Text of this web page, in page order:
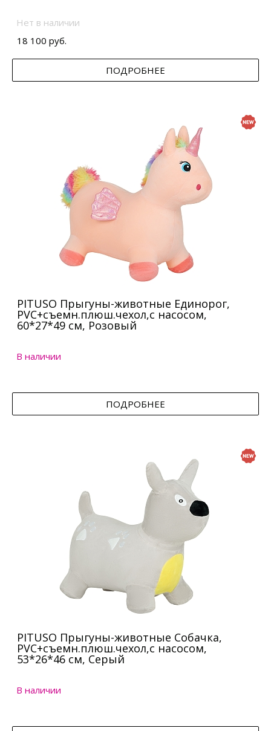
Нет в наличии
18 100 руб.
ПОДРОБНЕЕ
PITUSO Прыгуны-животные Единорог,
PVC+съемн.плюш.чехол,с насосом,
60*27*49 см, Розовый
В наличии
ПОДРОБНЕЕ
PITUSO Прыгуны-животные Собачка,
PVC+съемн.плюш.чехол,с насосом,
53*26*46 см, Серый
В наличии